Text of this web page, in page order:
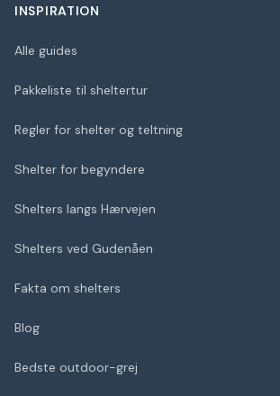
INSPIRATION
Alle guides
Pakkeliste til sheltertur
Regler for shelter og teltning
Shelter for begyndere
Shelters langs Hærvejen
Shelters ved Gudenåen
Fakta om shelters
Blog
Bedste outdoor-grej